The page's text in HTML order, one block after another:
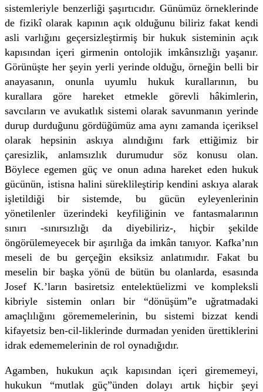
sistemleriyle benzerliği şaşırtıcıdır. Günümüz örneklerinde
de fizikî olarak kapının açık olduğunu biliriz fakat kendi
asli varlığını geçersizleştirmiş bir hukuk sisteminin açık
kapısından içeri girmenin ontolojik imkânsızlığı yaşanır.
Görünüşte her şeyin yerli yerinde olduğu, örneğin belli bir
anayasanın, onunla uyumlu hukuk kurallarının, bu
kurallara göre hareket etmekle görevli hâkimlerin,
savcıların ve avukatlık sistemi olarak savunmanın yerinde
durup durduğunu gördüğümüz ama aynı zamanda içeriksel
olarak hepsinin askıya alındığını fark ettiğimiz bir
çaresizlik, anlamsızlık durumudur söz konusu olan.
Böylece egemen güç ve onun adına hareket eden hukuk
gücünün, istisna halini süreklileştirip kendini askıya alarak
işletildiği bir sistemde, bu gücün eyleyenlerinin
yönetilenler üzerindeki keyfiliğinin ve fantasmalarının
sınırı -sınırsızlığı da diyebiliriz-, hiçbir şekilde
öngörülemeyecek bir aşırılığa da imkân tanıyor. Kafka’nın
meseli de bu gerçeğin eksiksiz anlatımıdır. Fakat bu
meselin bir başka yönü de bütün bu olanlarda, esasında
Josef K.’ların basiretsiz entelektüelizmi ve kompleksli
kibriyle sistemin onları bir “dönüşüm”e uğratmadaki
amaçlılığını görememelerinin, bu sistemi bizzat kendi
kifayetsiz ben-cil-liklerinde durmadan yeniden ürettiklerini
idrak edememelerinin de rol oynadığıdır.
Agamben, hukukun açık kapısından içeri girememeyi,
hukukun “mutlak güç”ünden dolayı artık hiçbir şeyi